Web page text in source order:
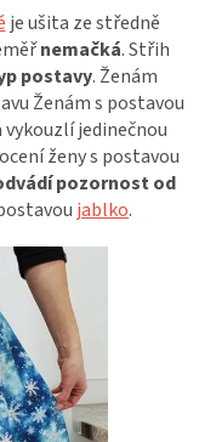
je ušita ze středně
nemačká. Střih
postavy. Ženám
Ženám s postavou
vykouzlí jedinečnou
ženy s postavou
pozornost od
jablko.